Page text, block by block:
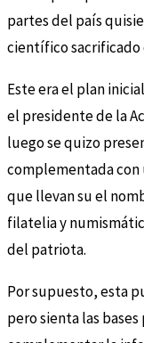
partes del país
científico sacrificado
Este era el plan
el presidente de la
luego se quizo
complementada
que llevan su el
filatelia y
del patriota.
Por supuesto, esta
pero sienta las